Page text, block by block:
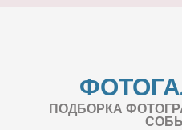
ПОДБОРКА